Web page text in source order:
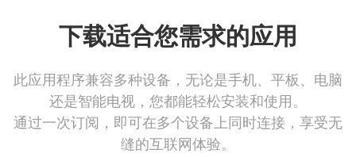
下载适合您需求的应用
此应用程序兼容多种设备，无论是手机、平板、电脑
还是智能电视，您都能轻松安装和使用。
通过一次订阅，即可在多个设备上同时连接，享受无
缝的互联网体验。